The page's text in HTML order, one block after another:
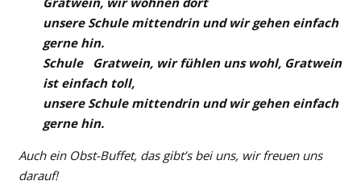
unsere Schule mittendrin und wir gehen einfach
gerne hin.
Schule Gratwein, wir fühlen uns wohl, Gratwein
ist einfach toll,
unsere Schule mittendrin und wir gehen einfach
gerne hin.
Auch ein Obst-Buffet, das gibt’s bei uns, wir freuen uns
darauf!